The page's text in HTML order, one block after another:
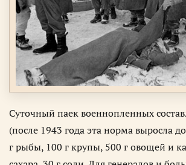
Суточный паек военнопленных
(после 1943 года эта норма выросла
г рыбы, 100 г крупы, 500 г овощей и